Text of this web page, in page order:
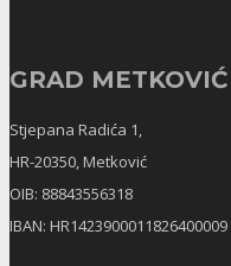
GRAD METKOVIĆ
Stjepana Radića 1,
HR-20350, Metković
OIB: 88843556318
IBAN: HR1423900011826400009